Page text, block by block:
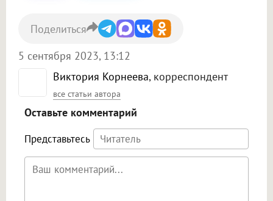
Виктория Корнеева, корреспондент
все статьи автора
5 сентября 2023, 13:12
Поделиться
Оставьте комментарий
Представьтесь